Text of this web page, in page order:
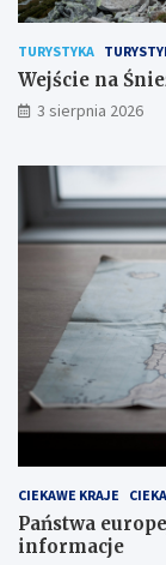
TURYSTYKA
Wejście na
3 sierpnia 2026
CIEKAWE KRAJE
Państwa
informacje